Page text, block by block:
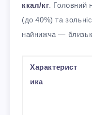
ккал/кг. Головний
(до 40%) та
найнижча —
Характерист
ика